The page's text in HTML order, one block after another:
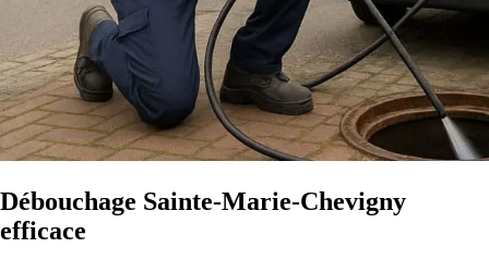
Débouchage Sainte-Marie-Chevigny
efficace